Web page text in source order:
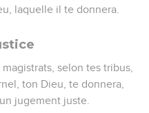
laquelle il te donnera.
selon tes tribus,
ton Dieu, te donnera,
jugement juste.